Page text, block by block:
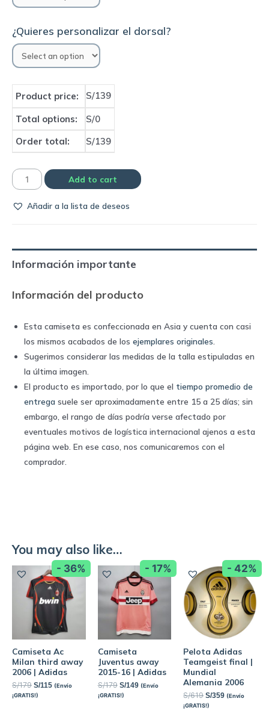
¿Quieres personalizar el dorsal?
Product price: S/139
Total options:
S/0
Order total:
S/139
Camiseta
third
|
quantity
Add to cart
Añadir a la lista de deseos
Información importante
Información del producto
Esta camiseta es confeccionada en Asia y cuenta con casi
los mismos acabados de los ejemplares originales
Sugerimos considerar las medidas de la talla estipuladas en
la última imagen.
El producto es importado, por lo que el tiempo promedio de
entrega suele ser aproximadamente entre 15 a 25 días; sin
embargo, el rango de días podría verse afectado por
eventuales motivos de logística internacional ajenos a esta
página web. En ese caso, nos comunicaremos con el
comprador.
You may also like…
- 36%
Camiseta Ac
Milan third away
2006 | Adidas
S/179 S/115 (Envío
¡GRATIS!)
- 17%
Camiseta
Juventus away
2015-16 | Adidas
S/179 S/149 (Envío
¡GRATIS!)
- 42%
Pelota Adidas
Teamgeist final |
Mundial
Alemania 2006
S/619 S/359 (Envío
¡GRATIS!)